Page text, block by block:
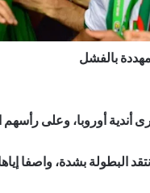
بالفشل
أندية أوروبا، وعلى
البطولة بشدة، واصفا